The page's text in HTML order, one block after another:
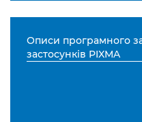
Описи програмного
застосунків PIXMA